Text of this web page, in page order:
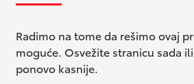
Radimo na tome da rešimo ovaj
moguće. Osvežite stranicu sada
ponovo kasnije.